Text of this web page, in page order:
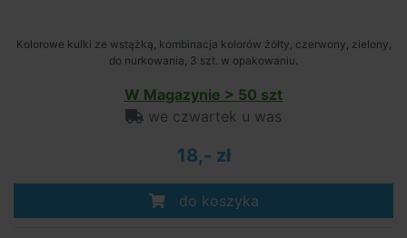
Kolorowe kulki ze wstążką, kombinacja kolorów żółty, czerwony, zielony,
do nurkowania, 3 szt. w opakowaniu.
W Magazynie > 50 szt
we czwartek u was
18,- zł
do koszyka